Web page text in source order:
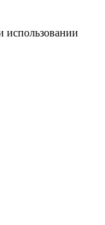
использовании